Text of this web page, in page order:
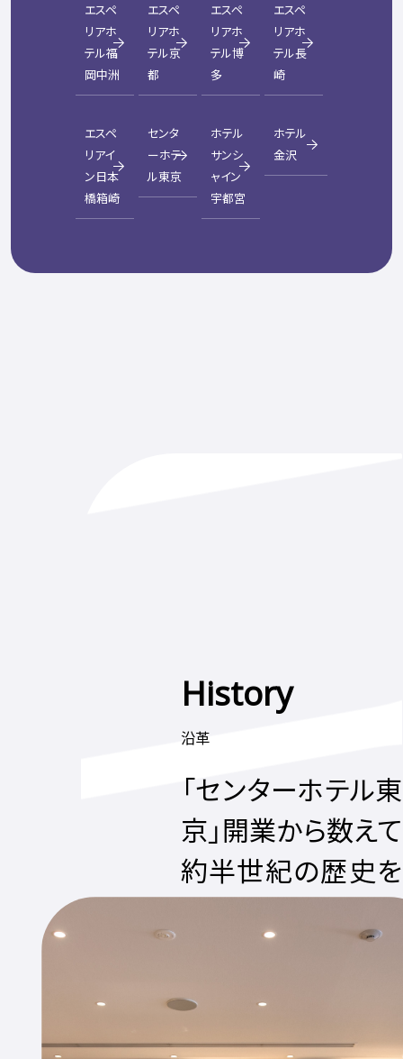
エスペ
リアホ
テル福
岡中洲
エスペ
リアホ
テル京
都
エスペ
リアホ
テル博
多
エスペ
リアホ
テル長
崎
エスペ
リアイ
ン日本
橋箱崎
センタ
ーホテ
ル東京
ホテル
サンシ
ャイン
宇都宮
ホテル
金沢
History
沿革
「センターホテル東
京」開業から数えて
約半世紀の歴史を
継承。
会社は1892(明治25)年創業の商
（昭和53年）の「センターホテル東